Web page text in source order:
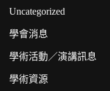
Uncategorized
學會消息
學術活動／演講訊息
學術資源